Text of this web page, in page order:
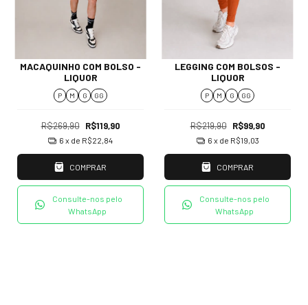
MACAQUINHO COM BOLSO -
LIQUOR
P M G GG
R$269,90 R$119,90
6 x de R$22,84
COMPRAR
Consulte-nos pelo
WhatsApp
LEGGING COM BOLSOS -
LIQUOR
P M G GG
R$219,90 R$99,90
6 x de R$19,03
COMPRAR
Consulte-nos pelo
WhatsApp